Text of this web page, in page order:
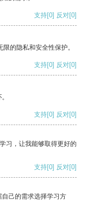
支持[0] 反对[0]
的隐私和安全性保护。
支持[0] 反对[0]
支持[0] 反对[0]
习，让我能够取得更好的
支持[0] 反对[0]
己的需求选择学习方